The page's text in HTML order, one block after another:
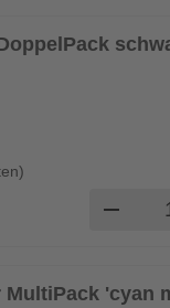
remove
MultiPack 'cyan